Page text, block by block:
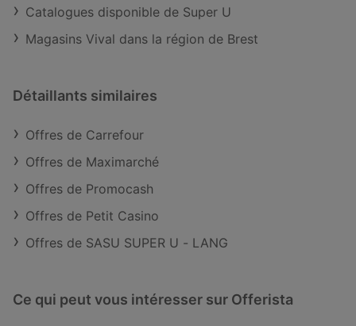
Catalogues disponible de Super U
Magasins Vival dans la région de Brest
Détaillants similaires
Offres de Carrefour
Offres de Maximarché
Offres de Promocash
Offres de Petit Casino
Offres de SASU SUPER U - LANG
Ce qui peut vous intéresser sur Offerista